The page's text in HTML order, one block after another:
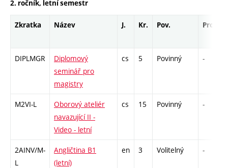
2. ročník, letní semestr
Zkratka Název J. Kr. Pov. Prof.
DIPLMGR
Diplomový
seminář pro
magistry
cs 5 Povinný -
M2VI-L
Oborový ateliér
navazující II -
Video - letní
cs 15 Povinný -
2AINV/M-
L
Angličtina B1
(letní)
en 3 Volitelný -